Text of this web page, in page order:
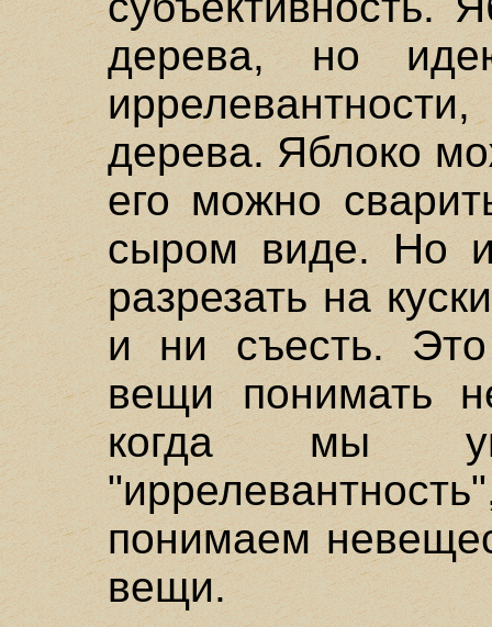
дерева, но
дерева. Яблоко
его можно
сыром виде. Но
разрезать на
и ни съесть.
вещи понимать
когда мы
понимаем
вещи.